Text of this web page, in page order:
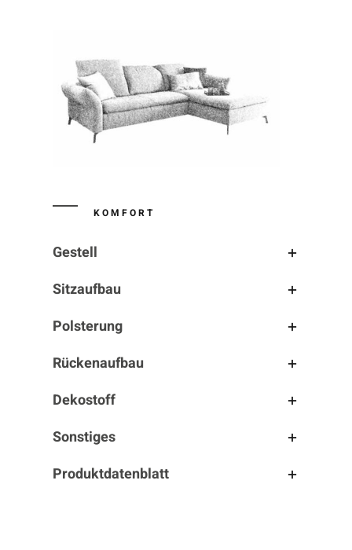
KOMFORT
Gestell
Sitzaufbau
Polsterung
Rückenaufbau
Dekostoff
Sonstiges
Produktdatenblatt